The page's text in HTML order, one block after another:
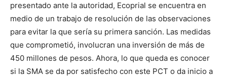
presentado ante la autoridad, Ecoprial se encuentra en
medio de un trabajo de resolución de las observaciones
para evitar la que sería su primera sanción. Las medidas
que comprometió, involucran una inversión de más de
450 millones de pesos. Ahora, lo que queda es conocer
si la SMA se da por satisfecho con este PCT o da inicio a